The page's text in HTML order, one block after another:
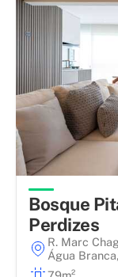
Bosque
Perdizes
R. Marc
Água Branca,